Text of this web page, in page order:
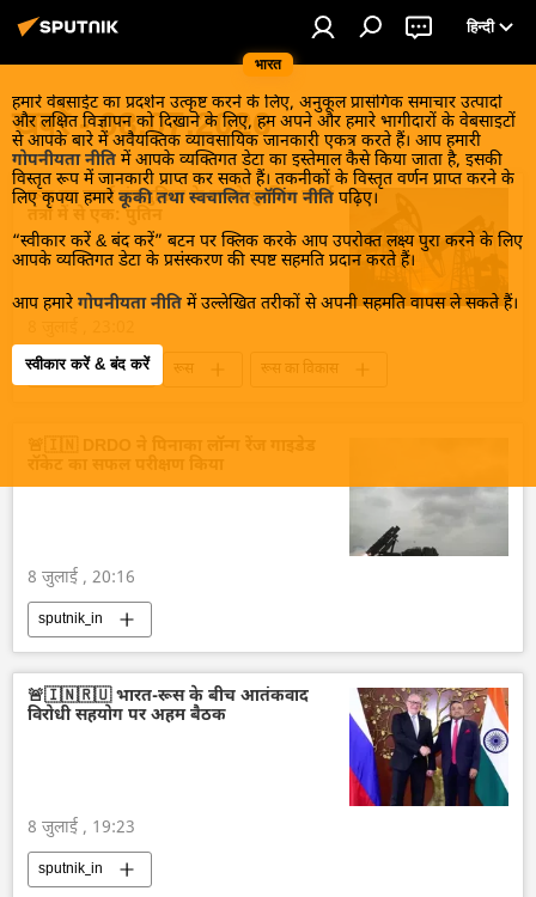
भारत
हिन्दी
हमारे वेबसाईट का प्रदर्शन उत्कृष्ट करने के लिए, अनुकूल प्रासंगिक समाचार उत्पादों
और लक्षित विज्ञापन को दिखाने के लिए, हम अपने और हमारे भागीदारों के वेबसाइटों
से आपके बारे में अवैयक्तिक व्यावसायिक जानकारी एकत्र करते हैं। आप हमारी
गोपनीयता नीति में आपके व्यक्तिगत डेटा का इस्तेमाल कैसे किया जाता है, इसकी
विस्तृत रूप में जानकारी प्राप्त कर सकते हैं। तकनीकों के विस्तृत वर्णन प्राप्त करने के
लिए कृपया हमारे कूकी तथा स्वचालित लॉगिंग नीति पढ़िए।
“स्वीकार करें & बंद करें” बटन पर क्लिक करके आप उपरोक्त लक्ष्य पुरा करने के लिए
आपके व्यक्तिगत डेटा के प्रसंस्करण की स्पष्ट सहमति प्रदान करते हैं।
आप हमारे गोपनीयता नीति में उल्लेखित तरीकों से अपनी सहमति वापस ले सकते हैं।
स्वीकार करें & बंद करें
खबरें - 08.07.2026
रूस का ऊर्जा तंत्र दुनिया के सबसे सुरक्षित ऊर्जा
तंत्रों में से एक: पुतिन
रूस की खबरें रूस
रूस का विकास
8 जुलाई , 20:16
sputnik_in
🚨🇮🇳🇷🇺 भारत-रूस के बीच आतंकवाद
विरोधी सहयोग पर अहम बैठक
8 जुलाई , 19:23
sputnik_in